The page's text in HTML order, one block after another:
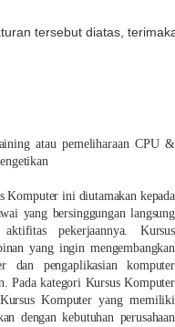
tersebut diatas,
atau pemeliharaan CPU &
Komputer ini diutamakan kepada
yang bersinggungan langsung
pekerjaannya. Kursus
yang ingin mengembangkan
dan pengaplikasian komputer
Pada kategori Kursus Komputer
Komputer yang memiliki
dengan kebutuhan perusahaan